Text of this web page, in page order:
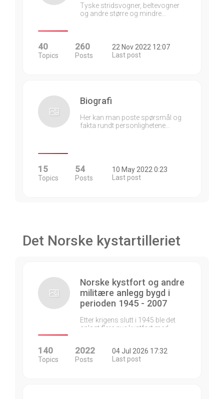
Tyske stridsvogner, beltevogner
og andre større og mindre…
40
Topics
260
Posts
22 Nov 2022 12:07
Last post
Biografi
Her kan man poste spørsmål og
fakta rundt personlighetene…
15
Topics
54
Posts
10 May 2022 0:23
Last post
Det Norske kystartilleriet
Norske kystfort og andre
militære anlegg bygd i
perioden 1945 - 2007
Etter krigens slutt i 1945 ble det
anlagt flere nye kystfort med…
140
Topics
2022
Posts
04 Jul 2026 17:32
Last post